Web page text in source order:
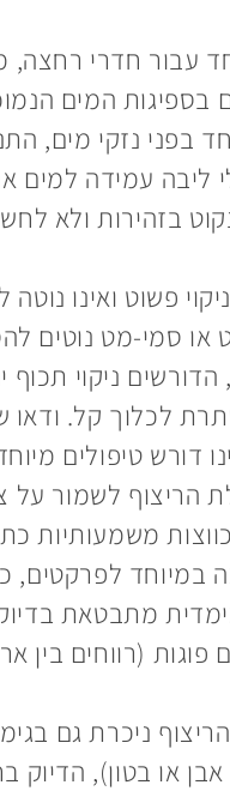
עבור חדרי רחצה,
בספיגות המים
בפני נזקי מים,
עמידה למים
בזהירות ולא
פשוט ואינו
סמי-מט נוטים
ניקוי תכוף
לכלוך קל.
דורש טיפולים
הריצוף לשמור על
משמעותיות
לפרקטים,
מתבטאת בדיוק
(רווחים בין
ניכרת גם
או בטון), הדיוק